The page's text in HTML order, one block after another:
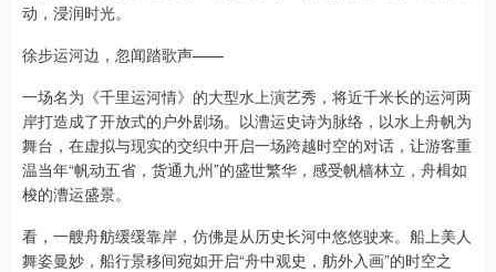
动，浸润时光。
徐步运河边，忽闻踏歌声——
一场名为《千里运河情》的大型水上演艺秀，将近千米长的运河两
岸打造成了开放式的户外剧场。以漕运史诗为脉络，以水上舟帆为
舞台，在虚拟与现实的交织中开启一场跨越时空的对话，让游客重
温当年“帆动五省，货通九州”的盛世繁华，感受帆樯林立，舟楫如
梭的漕运盛景。
看，一艘舟舫缓缓靠岸，仿佛是从历史长河中悠悠驶来。船上美人
舞姿曼妙，船行景移间宛如开启“舟中观史，舫外入画”的时空之